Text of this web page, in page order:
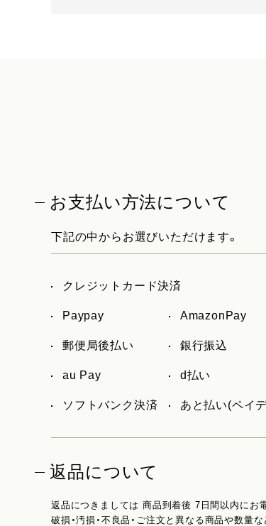
お支払い方法について
下記の中からお選びいただけます。
クレジットカード決済
Paypay AmazonPay
郵便局後払い 銀行振込
au Pay d払い
ソフトバンク決済 あと払い(ペイ
返品について
返品につきましては 商品到着後 7日間以内にお
破損・汚損・不良品・ご注文と異なる商品や数量